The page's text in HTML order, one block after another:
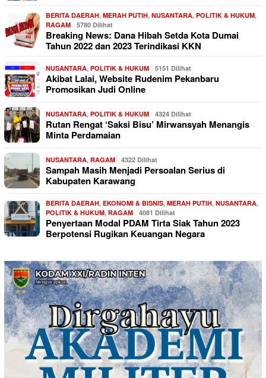
BERITA DAERAH, MERAH PUTIH, NUSANTARA, POLITIK & HUKUM,
RAGAM
5780 Dilihat
Breaking News: Dana Hibah Setda Kota Dumai
Tahun 2022 dan 2023 Terindikasi KKN
NUSANTARA, POLITIK & HUKUM 5151 Dilihat
Akibat Lalai, Website Rudenim Pekanbaru
Promosikan Judi Online
NUSANTARA, POLITIK & HUKUM 4324 Dilihat
Rutan Rengat ‘Saksi Bisu’ Mirwansyah Menangis
Minta Perdamaian
NUSANTARA, RAGAM 4322 Dilihat
Sampah Masih Menjadi Persoalan Serius di
Kabupaten Karawang
BERITA DAERAH, EKONOMI & BISNIS, MERAH PUTIH, NUSANTARA,
POLITIK & HUKUM, RAGAM 4081 Dilihat
Penyertaan Modal PDAM Tirta Siak Tahun 2023
Berpotensi Rugikan Keuangan Negara